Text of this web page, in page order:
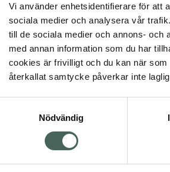
Vi använder enhetsidentifierare för att
sociala medier och analysera vår
till de sociala medier och annons- och
med annan information som du har
cookies är frivilligt och du kan när
återkallat samtycke påverkar inte
Nödvändig
FASS
här för dig. Du hittar oss från Skåne i
online i mobilen och på datorn.